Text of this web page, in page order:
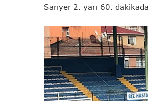
Sarıyer 2. yarı 60.